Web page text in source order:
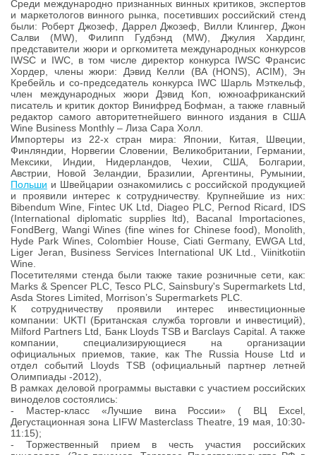
Среди международно признанных винных критиков, экспертов
и маркетологов винного рынка, посетивших российский стенд
были: Роберт Джозеф, Даррел Джозеф, Вилли Клингер, Джон
Салви (MW), Филипп Гудбэнд (MW), Джулия Хардинг,
представители жюри и оргкомитета международных конкурсов
IWSC и IWC, в том числе директор конкурса IWSC Франсис
Хордер, члены жюри: Дэвид Келли (BA (HONS), ACIM), Эн
Кребейль и со-председатель конкурса IWC Шарль Мэткельф,
член международных жюри Дэвид Коп, южноафриканский
писатель и критик доктор Винифред Бофман, а также главный
редактор самого авторитетнейшего винного издания в США
Wine Business Monthly – Лиза Сара Холл.
Импортеры из 22-х стран мира: Японии, Китая, Швеции,
Финляндии, Норвегии Словении, Великобритании, Германии,
Мексики, Индии, Нидерландов, Чехии, США, Болгарии,
Австрии, Новой Зеландии, Бразилии, Аргентины, Румынии,
Польши и Швейцарии ознакомились с российской продукцией
и проявили интерес к сотрудничеству. Крупнейшие из них:
Bibendum Wine, Fintec UK Ltd, Diageo PLC, Pernod Ricard, IDS
(International diplomatic supplies ltd), Bacanal Importaciones,
FondBerg, Wangi Wines (fine wines for Chinese food), Monolith,
Hyde Park Wines, Colombier House, Ciati Germany, EWGA Ltd,
Liger Jeran, Business Services International UK Ltd., Viinitkotiin
Wine.
Посетителями стенда были также такие розничные сети, как:
Marks & Spencer PLC, Tesco PLC, Sainsbury's Supermarkets Ltd,
Asda Stores Limited, Morrison’s Supermarkets PLC.
К сотрудничеству проявили интерес инвестиционные
компании: UKTI (Британская служба торговли и инвестиций),
Milford Partners Ltd, Банк Lloyds TSB и Barclays Capital. А также
компании, специализирующиеся на организации
официальных приемов, такие, как The Russia House Ltd и
отдел событий Lloyds TSB (официальный партнер летней
Олимпиады -2012),
В рамках деловой программы выставки с участием российских
виноделов состоялись:
- Мастер-класс «Лучшие вина России» ( ВЦ Excel,
Дегустационная зона LIFW Masterclass Theatre, 19 мая, 10:30-
11:15);
- Торжественный прием в честь участия российских